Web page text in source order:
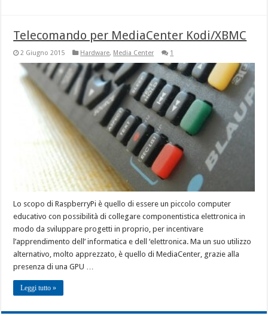
Telecomando per MediaCenter Kodi/XBMC
2 Giugno 2015 Hardware, Media Center 1
Lo scopo di RaspberryPi è quello di essere un piccolo computer
educativo con possibilità di collegare componentistica elettronica in
modo da sviluppare progetti in proprio, per incentivare
l’apprendimento dell’ informatica e dell ‘elettronica. Ma un suo utilizzo
alternativo, molto apprezzato, è quello di MediaCenter, grazie alla
presenza di una GPU …
Leggi tutto »